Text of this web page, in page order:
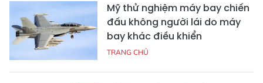
Mỹ thử nghiệm máy bay chiến
đấu không người lái do máy
bay khác điều khiển
TRANG CHỦ